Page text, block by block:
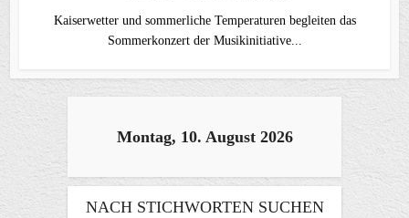
Kaiserwetter und sommerliche Temperaturen begleiten das
Sommerkonzert der Musikinitiative...
Montag, 10. August 2026
NACH STICHWORTEN SUCHEN